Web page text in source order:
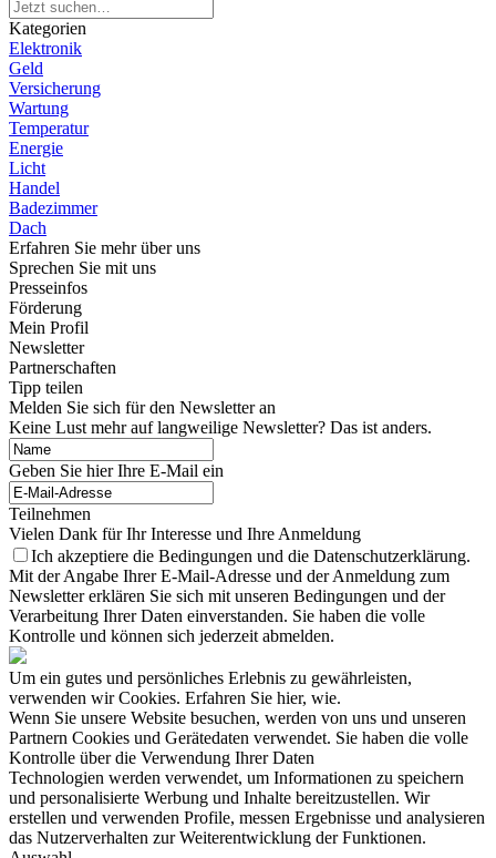
Kategorien
Elektronik
Geld
Versicherung
Wartung
Temperatur
Energie
Licht
Handel
Badezimmer
Dach
Erfahren Sie mehr über uns
Sprechen Sie mit uns
Presseinfos
Förderung
Mein Profil
Newsletter
Partnerschaften
Tipp teilen
Melden Sie sich für den Newsletter an
Keine Lust mehr auf langweilige Newsletter? Das ist anders.
Geben Sie hier Ihre E-Mail ein
Teilnehmen
Vielen Dank für Ihr Interesse und Ihre Anmeldung
Ich akzeptiere die Bedingungen und die Datenschutzerklärung.
Mit der Angabe Ihrer E-Mail-Adresse und der Anmeldung zum
Newsletter erklären Sie sich mit unseren Bedingungen und der
Verarbeitung Ihrer Daten einverstanden. Sie haben die volle
Kontrolle und können sich jederzeit abmelden.
Um ein gutes und persönliches Erlebnis zu gewährleisten,
verwenden wir Cookies. Erfahren Sie hier, wie.
Wenn Sie unsere Website besuchen, werden von uns und unseren
Partnern Cookies und Gerätedaten verwendet. Sie haben die volle
Kontrolle über die Verwendung Ihrer Daten
Technologien werden verwendet, um Informationen zu speichern
und personalisierte Werbung und Inhalte bereitzustellen. Wir
erstellen und verwenden Profile, messen Ergebnisse und analysieren
das Nutzerverhalten zur Weiterentwicklung der Funktionen.